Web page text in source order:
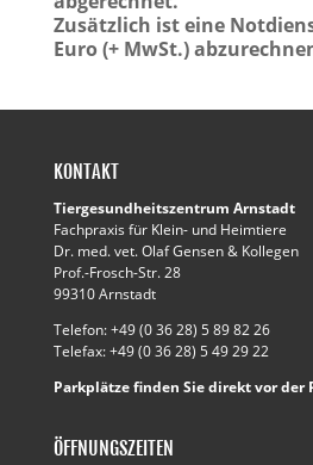
Zusätzlich ist eine
Euro (+ MwSt.)
KONTAKT
Tiergesundheitszentrum Arnstadt
Fachpraxis für Klein- und Heimtiere
Dr. med. vet. Olaf Gensen & Kollegen
Prof.-Frosch-Str. 28
99310 Arnstadt
Telefon: +49 (0 36 28) 5 89 82 26
Telefax: +49 (0 36 28) 5 49 29 22
Parkplätze finden Sie direkt vor der
ÖFFNUNGSZEITEN